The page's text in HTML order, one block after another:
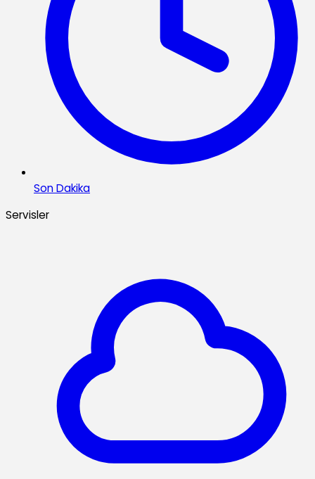
Son Dakika
Servisler